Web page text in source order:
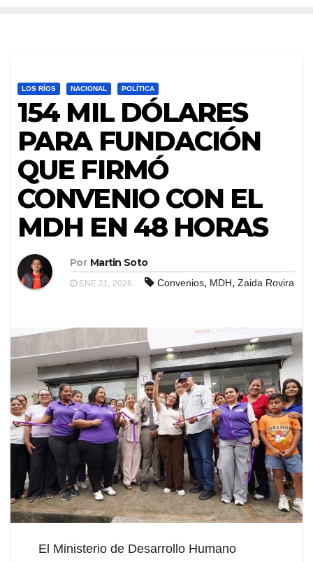
LOS RÍOS NACIONAL POLÍTICA
154 MIL DÓLARES
PARA FUNDACIÓN
QUE FIRMÓ
CONVENIO CON EL
MDH EN 48 HORAS
Por Martin Soto
ENE 21, 2026 Convenios, MDH, Zaida Rovira
El Ministerio de Desarrollo Humano